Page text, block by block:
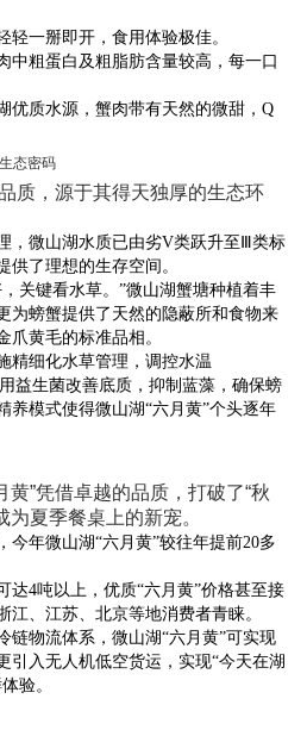
轻一掰即开，食用体验极佳。
中粗蛋白及粗脂肪含量较高，每一口
优质水源，蟹肉带有天然的微甜，Q
态密码
，源于其得天独厚的生态环
，微山湖水质已由劣V类跃升至Ⅲ类标
供了理想的生存空间。
关键看水草。”微山湖蟹塘种植着丰
为螃蟹提供了天然的隐蔽所和食物来
爪黄毛的标准品相。
精细化水草管理，调控水温
益生菌改善底质，抑制蓝藻，确保螃
养模式使得微山湖“六月黄”个头逐年
”凭借卓越的品质，打破了“秋
为夏季餐桌上的新宠。
今年微山湖“六月黄”较往年提前20多
达4吨以上，优质“六月黄”价格甚至接
江、江苏、北京等地消费者青睐。
链物流体系，微山湖“六月黄”可实现
引入无人机低空货运，实现“今天在湖
验。